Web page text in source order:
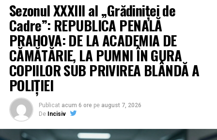
Sezonul XXXIII al „Grădiniței de
Cadre”: REPUBLICA PENALĂ
PRAHOVA: DE LA ACADEMIA DE
CĂMĂTĂRIE, LA PUMNI ÎN GURA
COPIILOR SUB PRIVIREA BLÂNDĂ A
POLIȚIEI
Publicat acum 6 ore pe august 7, 2026
De Incisiv